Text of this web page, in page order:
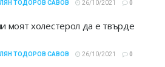
ТОДОРОВ САВОВ 26/10/2021 0
моят холестерол да е твърде
ТОДОРОВ САВОВ 26/10/2021 0